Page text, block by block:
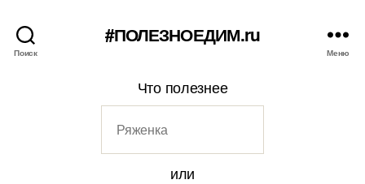
Поиск
#ПОЛЕЗНОЕДИМ.ru
Меню
Что полезнее
или